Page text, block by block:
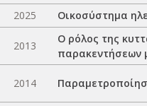
2025
Οικοσύστημα
2013
Ο ρόλος της
παρακεντήσεων
2014